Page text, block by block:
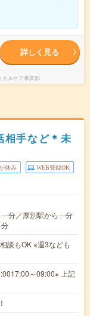
詳しく見る
ルケア事業部
相手など＊未
休み WEB登録OK
分／厚別駅から---分
談もOK ※週3なども
～09:00※ 上記